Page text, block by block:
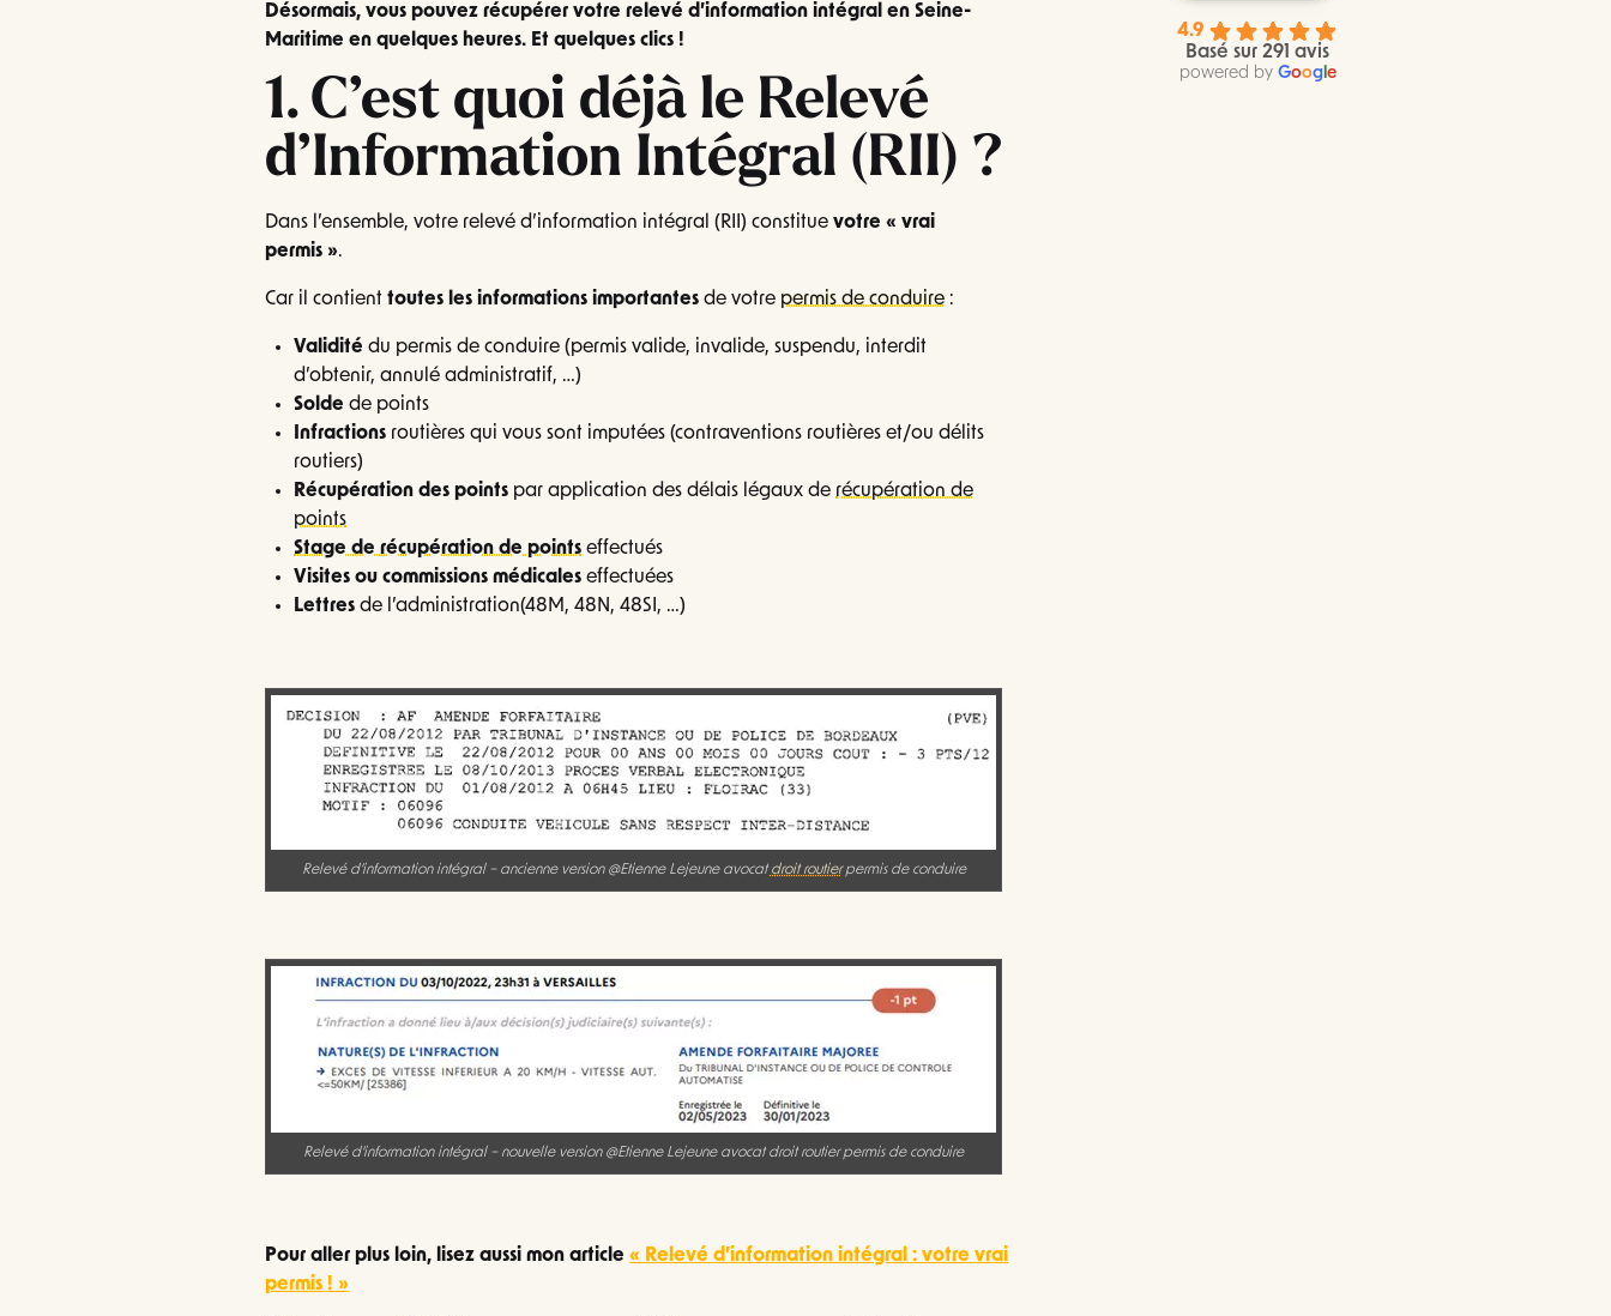
Désormais, vous pouvez récupérer votre relevé d’information intégral en Seine-
Maritime en quelques heures. Et quelques clics !
1. C’est quoi déjà le Relevé
d’Information Intégral (RII) ?
Dans l’ensemble, votre relevé d’information intégral (RII) constituevotre « vrai
permis ».
Car il contienttoutes les informations importantes de votre permis de conduire :
Validité du permis de conduire (permis valide, invalide, suspendu, interdit
d’obtenir, annulé administratif, …)
Solde de points
Infractions routières qui vous sont imputées (contraventions routières et/ou délits
routiers)
Récupération des points par application des délais légaux de récupération de
points
Stage de récupération de points effectués
Visites ou commissions médicales effectuées
Lettres de l’administration(48M, 48N, 48SI, …)
Relevé d’information intégral – ancienne version @Etienne Lejeune avocat droit routierpermis de conduire
Relevé d’information intégral – nouvelle version @Etienne Lejeune avocat droit routier permis de conduire
Pour aller plus loin, lisez aussi mon article« Relevé d’information intégral : votre vrai
permis ! »
4.9
Basé sur 291 avis
powered by Google